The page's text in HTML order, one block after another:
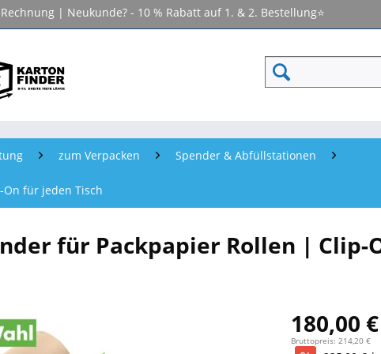
| Neukunde? - 10 % Rabatt auf 1. & 2. Bestellung⭐
zum Verpacken Spender & Abfüllstationen
für jeden Tisch
für Packpapier Rollen | Clip-
180,00
Bruttopreis: 214,20 €